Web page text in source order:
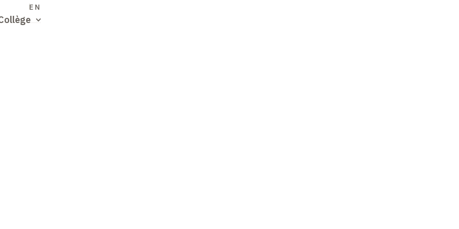
EN